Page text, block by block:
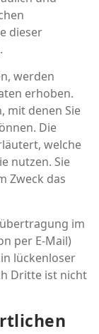
dieser
werden
erhoben.
mit denen Sie
Die
welche
nutzen. Sie
Zweck das
im
per E-Mail)
lückenloser
Dritte ist nicht